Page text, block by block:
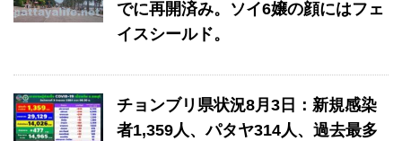
でに再開済み。ソイ6嬢の顔にはフェ
イスシールド。
チョンブリ県状況8月3日：新規感染
者1,359人、パタヤ314人、過去最多